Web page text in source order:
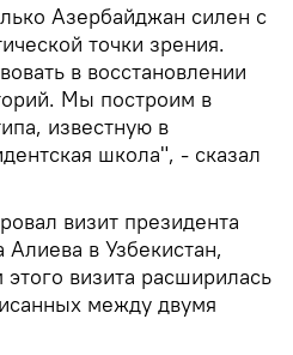
Азербайджан силен с
точки зрения.
в восстановлении
Мы построим в
известную в
школа", - сказал
визит президента
в Узбекистан,
визита расширилась
между двумя